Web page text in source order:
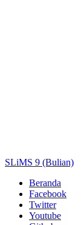
SLiMS 9 (Bulian)
Beranda
Facebook
Twitter
Youtube